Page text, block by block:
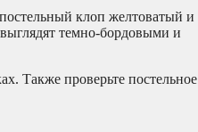
клоп желтоватый и
темно-бордовыми и
Также проверьте постельное